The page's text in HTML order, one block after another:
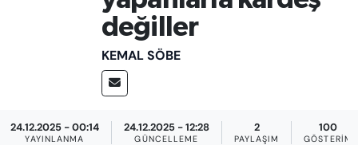
değiller
KEMAL SÖBE
24.12.2025 - 00:14
YAYINLANMA
24.12.2025 - 12:28
GÜNCELLEME
2
PAYLAŞIM
100
GÖSTERIM
Son Dakika Haberleri
Haber Arşivi